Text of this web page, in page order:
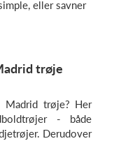
eller savner
trøje
Madrid trøje? Her
- både
Derudover